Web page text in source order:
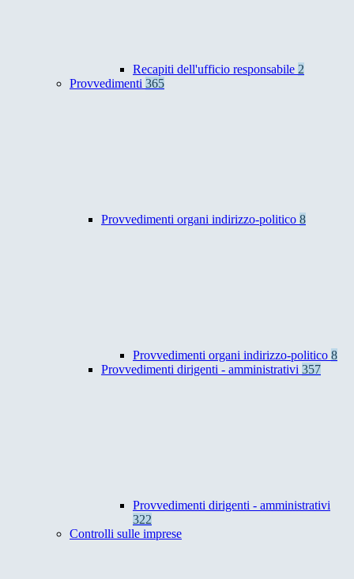
Recapiti dell'ufficio responsabile 2
Provvedimenti 365
Provvedimenti organi indirizzo-politico 8
Provvedimenti organi indirizzo-politico 8
Provvedimenti dirigenti - amministrativi 357
Provvedimenti dirigenti - amministrativi
322
Controlli sulle imprese